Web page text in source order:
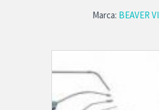
Marca: BEAVER